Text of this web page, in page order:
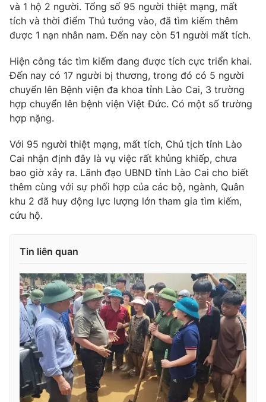
và 1 hộ 2 người. Tổng số 95 người thiệt mạng, mất
tích và thời điểm Thủ tướng vào, đã tìm kiếm thêm
được 1 nạn nhân nam. Đến nay còn 51 người mất tích.
Hiện công tác tìm kiếm đang được tích cực triển khai.
Đến nay có 17 người bị thương, trong đó có 5 người
chuyển lên Bệnh viện đa khoa tỉnh Lào Cai, 3 trường
hợp chuyển lên bệnh viện Việt Đức. Có một số trường
hợp nặng.
Với 95 người thiệt mạng, mất tích, Chủ tịch tỉnh Lào
Cai nhận định đây là vụ việc rất khủng khiếp, chưa
bao giờ xảy ra. Lãnh đạo UBND tỉnh Lào Cai cho biết
thêm cùng với sự phối hợp của các bộ, ngành, Quân
khu 2 đã huy động lực lượng lớn tham gia tìm kiếm,
cứu hộ.
Tin liên quan